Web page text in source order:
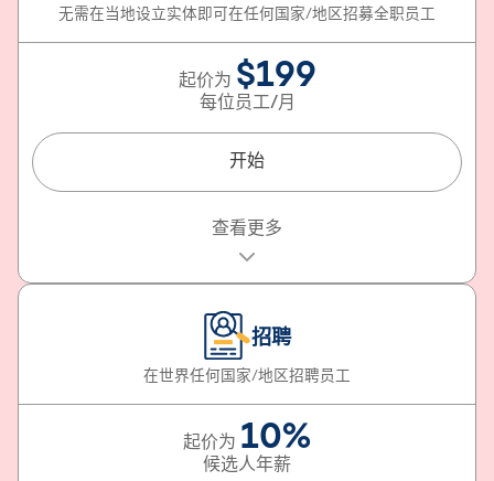
无需在当地设立实体即可在任何国家/地区招募全职员工
起价为 $199
每位员工/月
开始
根据每个国家/地区的最佳实践签订雇佣合同
当地适用的有竞争力的福利待遇
全面保护您的知识产权和发明权
查看更多
招聘
在世界任何国家/地区招聘员工
起价为 10%
候选人年薪